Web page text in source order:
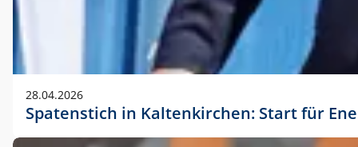
28.04.2026
Spatenstich in Kaltenkirchen: Start für